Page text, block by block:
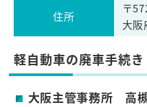
住所
〒
大
軽自動車の廃車手続き
大阪主管事務所 高